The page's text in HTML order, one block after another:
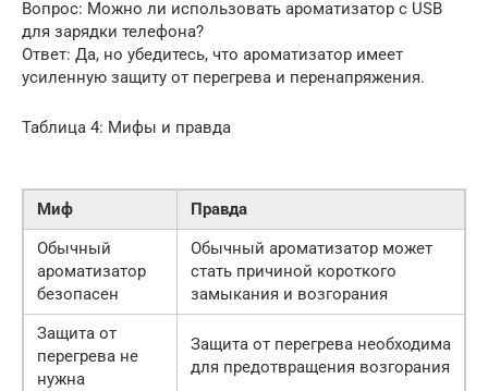
Вопрос: Можно ли использовать ароматизатор с USB
для зарядки телефона?
Ответ: Да, но убедитесь, что ароматизатор имеет
усиленную защиту от перегрева и перенапряжения.
Таблица 4: Мифы и правда
Миф
Правда
Обычный
ароматизатор
безопасен
Обычный ароматизатор может
стать причиной короткого
замыкания и возгорания
Защита от
перегрева не
нужна
Защита от перегрева необходима
для предотвращения возгорания